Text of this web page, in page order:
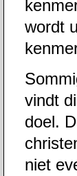
wordt
vindt
doel.
niet